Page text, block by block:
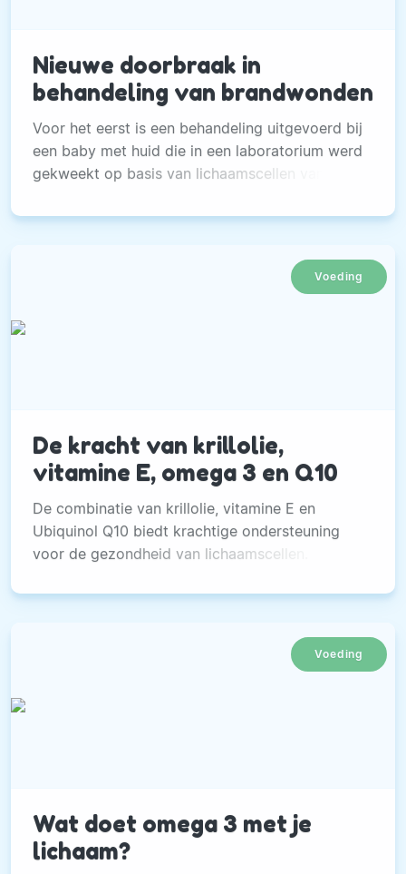
Nieuwe doorbraak in
behandeling van brandwonden
Voor het eerst is een behandeling uitgevoerd bij
een baby met huid die in een laboratorium werd
gekweekt op basis van lichaamscellen van de
Voeding
De kracht van krillolie,
vitamine E, omega 3 en Q10
De combinatie van krillolie, vitamine E en
Ubiquinol Q10 biedt krachtige ondersteuning
voor de gezondheid van lichaamscellen.
Voeding
Wat doet omega 3 met je
lichaam?